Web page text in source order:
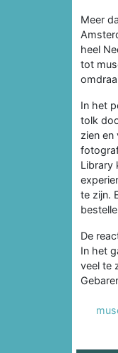
Meer
heel
tot
In het
tolk
zien
Library
te zijn.
De
In het
veel te